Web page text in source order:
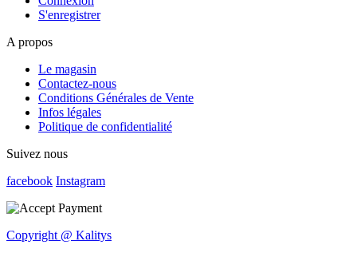
S'enregistrer
A propos
Le magasin
Contactez-nous
Conditions Générales de Vente
Infos légales
Politique de confidentialité
Suivez nous
facebook Instagram
Copyright @ Kalitys